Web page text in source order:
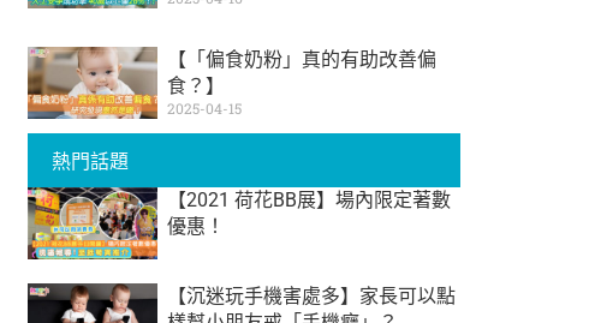
【「偏食奶粉」真的有助改善偏
食？】
2025-04-15
熱門話題
【2021 荷花BB展】場內限定著數
優惠！
【沉迷玩手機害處多】家長可以點